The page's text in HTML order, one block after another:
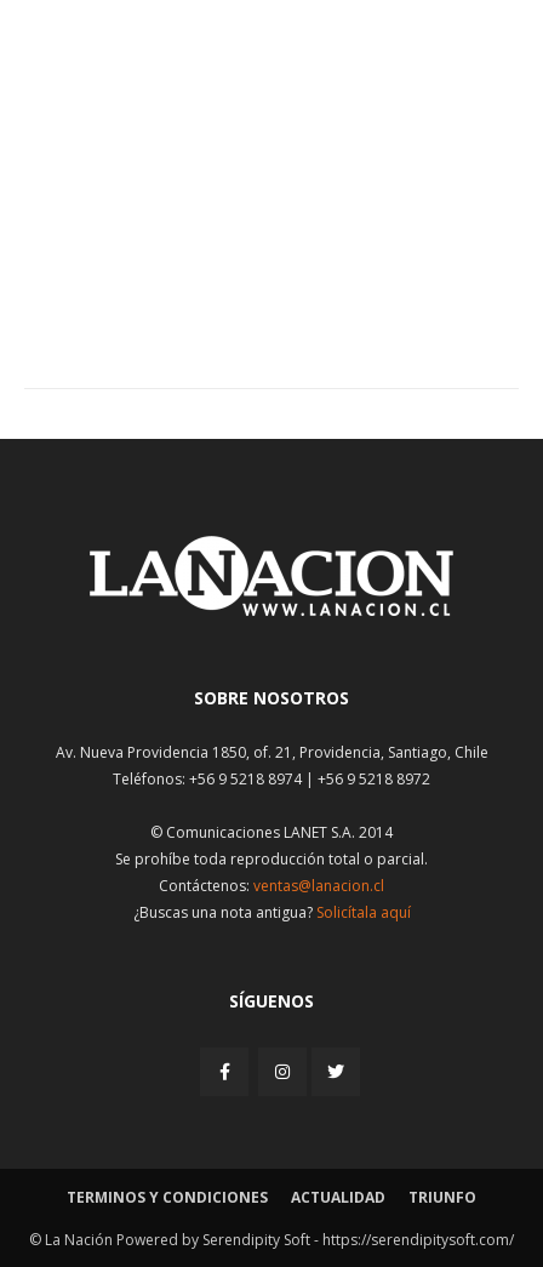
SOBRE NOSOTROS
Av. Nueva Providencia 1850, of. 21, Providencia, Santiago, Chile
Teléfonos: +56 9 5218 8974 | +56 9 5218 8972
© Comunicaciones LANET S.A. 2014
Se prohíbe toda reproducción total o parcial.
Contáctenos: ventas@lanacion.cl
¿Buscas una nota antigua? Solicítala aquí
SÍGUENOS
TERMINOS Y CONDICIONES ACTUALIDAD TRIUNFO
© La Nación Powered by Serendipity Soft - https://serendipitysoft.com/